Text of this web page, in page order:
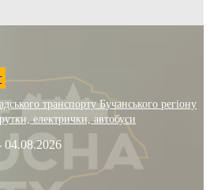
транспорту Бучанського регіону
електрички, автобуси
04.08.2026